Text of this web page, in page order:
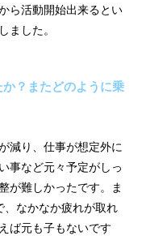
ら活動開始出来るとい
ました。
？またどのように乗
減り、仕事が想定外に
事など元々予定がしっ
が難しかったです。ま
、なかなか疲れが取れ
ば元も子もないです